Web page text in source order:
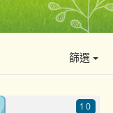
篩選
10